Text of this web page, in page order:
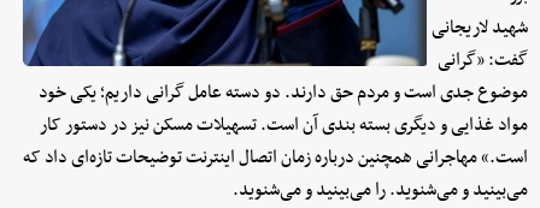
شهید لاریجانی
گفت: «گرانی
موضوع جدی است و مردم حق دارند. دو دسته عامل گرانی داریم؛ یکی خود
مواد غذایی و دیگری بسته بندی آن است. تسهیلات مسکن نیز در دستور کار
است.» مهاجرانی همچنین درباره زمان اتصال اینترنت توضیحات تازه‌ای داد که
می‌بینید و می‌شنوید. را می‌بینید و می‌شنوید.